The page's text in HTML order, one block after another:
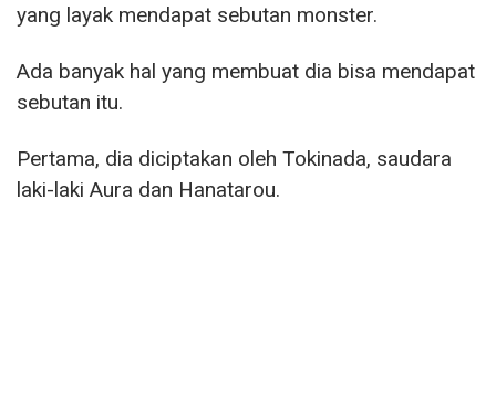
yang layak mendapat sebutan monster.
Ada banyak hal yang membuat dia bisa mendapat
sebutan itu.
Pertama, dia diciptakan oleh Tokinada, saudara
laki-laki Aura dan Hanatarou.